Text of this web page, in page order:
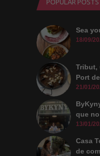
POPULAR POSTS
Sea
18/09/
Tribut,
Port
21/01/
que
13/01/
Casa
de